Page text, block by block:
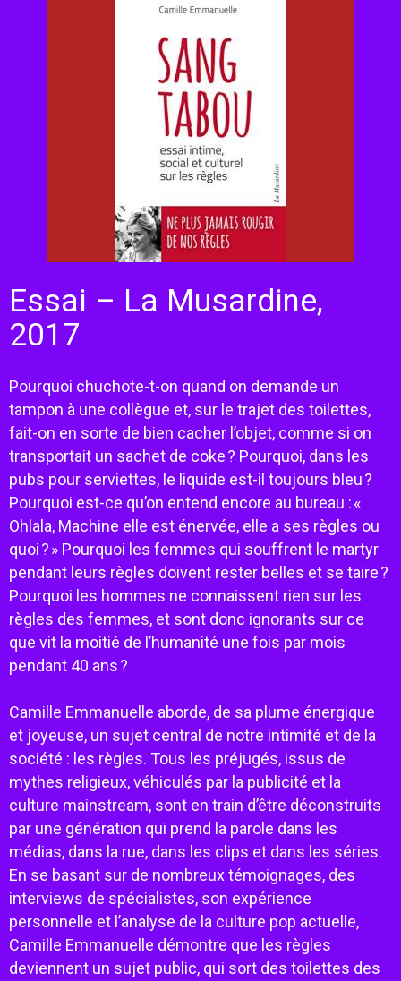
Essai – La Musardine,
2017
Pourquoi chuchote-t-on quand on demande un
tampon à une collègue et, sur le trajet des toilettes,
fait-on en sorte de bien cacher l’objet, comme si on
transportait un sachet de coke ? Pourquoi, dans les
pubs pour serviettes, le liquide est-il toujours bleu ?
Pourquoi est-ce qu’on entend encore au bureau : «
Ohlala, Machine elle est énervée, elle a ses règles ou
quoi ? » Pourquoi les femmes qui souffrent le martyr
pendant leurs règles doivent rester belles et se taire ?
Pourquoi les hommes ne connaissent rien sur les
règles des femmes, et sont donc ignorants sur ce
que vit la moitié de l’humanité une fois par mois
pendant 40 ans ?
Camille Emmanuelle aborde, de sa plume énergique
et joyeuse, un sujet central de notre intimité et de la
société : les règles. Tous les préjugés, issus de
mythes religieux, véhiculés par la publicité et la
culture mainstream, sont en train d’être déconstruits
par une génération qui prend la parole dans les
médias, dans la rue, dans les clips et dans les séries.
En se basant sur de nombreux témoignages, des
interviews de spécialistes, son expérience
personnelle et l’analyse de la culture pop actuelle,
Camille Emmanuelle démontre que les règles
deviennent un sujet public, qui sort des toilettes des